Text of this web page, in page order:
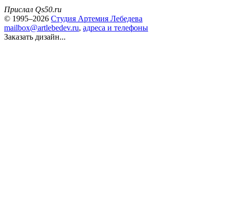
Прислал Qs50.ru
© 1995–2026 Студия Артемия Лебедева
mailbox@artlebedev.ru, адреса и телефоны
Заказать дизайн...